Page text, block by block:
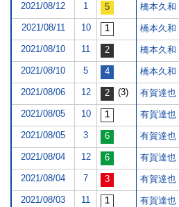
2021/08/12 1 橋本久和
2021/08/11 10 橋本久和
2021/08/10 11 橋本久和
2021/08/10 5 橋本久和
2021/08/06 12 (3) 有賀達也
2021/08/05 10 有賀達也
2021/08/05 3 有賀達也
2021/08/04 12 有賀達也
2021/08/04 7 有賀達也
2021/08/03 11 有賀達也